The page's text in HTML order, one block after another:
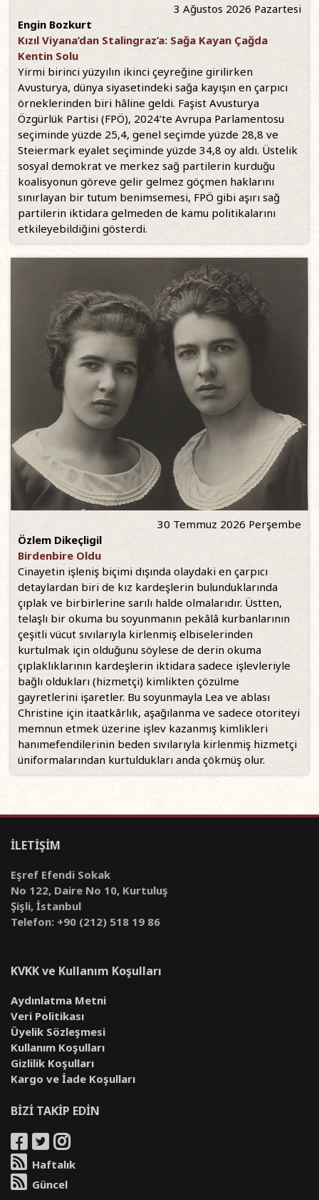
3 Ağustos 2026 Pazartesi
Engin Bozkurt
Kızıl Viyana’dan Stalingraz’a: Sağa Kayan Çağda
Kentin Solu
Yirmi birinci yüzyılın ikinci çeyreğine girilirken
Avusturya, dünya siyasetindeki sağa kayışın en çarpıcı
örneklerinden biri hâline geldi. Faşist Avusturya
Özgürlük Partisi (FPÖ), 2024’te Avrupa Parlamentosu
seçiminde yüzde 25,4, genel seçimde yüzde 28,8 ve
Steiermark eyalet seçiminde yüzde 34,8 oy aldı. Üstelik
sosyal demokrat ve merkez sağ partilerin kurduğu
koalisyonun göreve gelir gelmez göçmen haklarını
sınırlayan bir tutum benimsemesi, FPÖ gibi aşırı sağ
partilerin iktidara gelmeden de kamu politikalarını
etkileyebildiğini gösterdi.
30 Temmuz 2026 Perşembe
Özlem Dikeçligil
Birdenbire Oldu
Cinayetin işleniş biçimi dışında olaydaki en çarpıcı
detaylardan biri de kız kardeşlerin bulunduklarında
çıplak ve birbirlerine sarılı halde olmalarıdır. Üstten,
telaşlı bir okuma bu soyunmanın pekâlâ kurbanlarının
çeşitli vücut sıvılarıyla kirlenmiş elbiselerinden
kurtulmak için olduğunu söylese de derin okuma
çıplaklıklarının kardeşlerin iktidara sadece işlevleriyle
bağlı oldukları (hizmetçi) kimlikten çözülme
gayretlerini işaretler. Bu soyunmayla Lea ve ablası
Christine için itaatkârlık, aşağılanma ve sadece otoriteyi
memnun etmek üzerine işlev kazanmış kimlikleri
hanımefendilerinin beden sıvılarıyla kirlenmiş hizmetçi
üniformalarından kurtuldukları anda çökmüş olur.
İLETİŞİM
Eşref Efendi Sokak
No 122, Daire No 10, Kurtuluş
Şişli, İstanbul
Telefon: +90 (212) 518 19 86
KVKK ve Kullanım Koşulları
Aydınlatma Metni
Veri Politikası
Üyelik Sözleşmesi
Kullanım Koşulları
Gizlilik Koşulları
Kargo ve İade Koşulları
BİZİ TAKİP EDİN
Haftalık
Güncel